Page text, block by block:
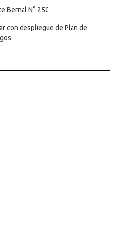
Bernal N° 250
con despliegue de Plan de